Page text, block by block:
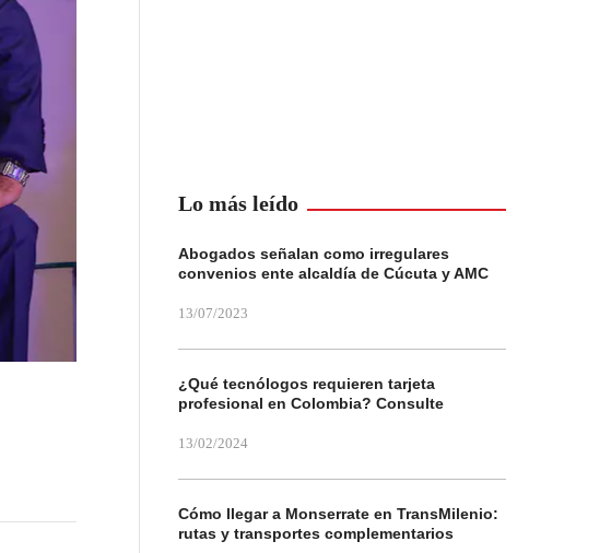
Lo más leído
Abogados señalan como irregulares
convenios ente alcaldía de Cúcuta y AMC
13/07/2023
¿Qué tecnólogos requieren tarjeta
profesional en Colombia? Consulte
13/02/2024
Cómo llegar a Monserrate en TransMilenio:
rutas y transportes complementarios